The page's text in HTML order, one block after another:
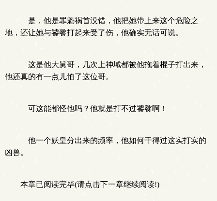
是，他是罪魁祸首没错，他把她带上来这个危险之
地，还让她与饕餮打起来受了伤，他确实无话可说。
这是他大舅哥，几次上神域都被他拖着棍子打出来，
他还真的有一点儿怕了这位哥。
可这能都怪他吗？他就是打不过饕餮啊！
他一个妖皇分出来的频率，他如何干得过这实打实的
凶兽。
本章已阅读完毕(请点击下一章继续阅读!)